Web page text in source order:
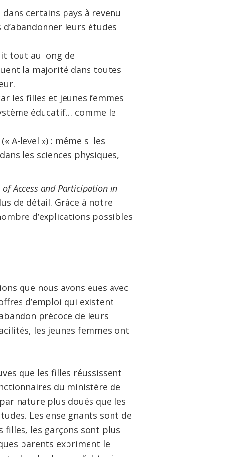
certains pays à revenu
leurs études
tout au long de
la majorité dans toutes
les filles et jeunes femmes
éducatif… comme le
A-level ») : même si les
les sciences physiques,
Access and Participation in
de détail. Grâce à notre
d’explications possibles
que nous avons eues avec
d’emploi qui existent
précoce de leurs
les jeunes femmes ont
que les filles réussissent
du ministère de
nature plus doués que les
Les enseignants sont de
filles, les garçons sont plus
parents expriment le